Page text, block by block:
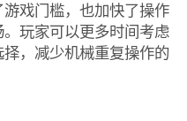
戏门槛，也加快了操作
玩家可以更多时间考虑
，减少机械重复操作的